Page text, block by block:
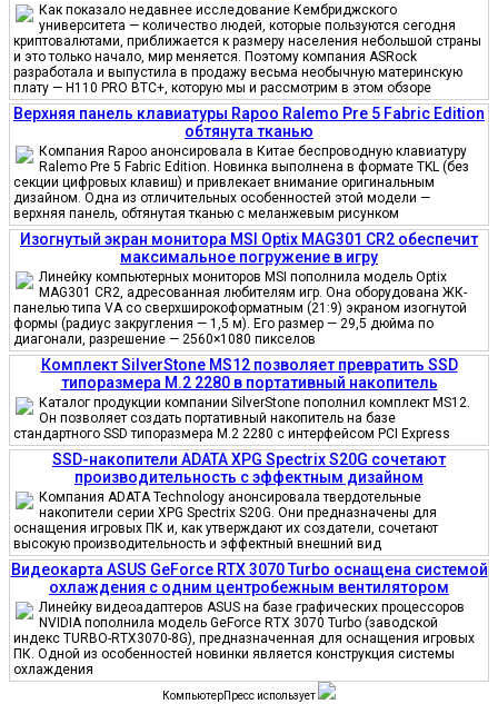
Как показало недавнее исследование Кембриджского
университета — количество людей, которые пользуются сегодня
криптовалютами, приближается к размеру населения небольшой страны
и это только начало, мир меняется. Поэтому компания ASRock
разработала и выпустила в продажу весьма необычную материнскую
плату — H110 PRO BTC+, которую мы и рассмотрим в этом обзоре
Верхняя панель клавиатуры Rapoo Ralemo Pre 5 Fabric Edition
обтянута тканью
Компания Rapoo анонсировала в Китае беспроводную клавиатуру
Ralemo Pre 5 Fabric Edition. Новинка выполнена в формате TKL (без
секции цифровых клавиш) и привлекает внимание оригинальным
дизайном. Одна из отличительных особенностей этой модели —
верхняя панель, обтянутая тканью с меланжевым рисунком
Изогнутый экран монитора MSI Optix MAG301 CR2 обеспечит
максимальное погружение в игру
Линейку компьютерных мониторов MSI пополнила модель Optix
MAG301 CR2, адресованная любителям игр. Она оборудована ЖК-
панелью типа VA со сверхширокоформатным (21:9) экраном изогнутой
формы (радиус закругления — 1,5 м). Его размер — 29,5 дюйма по
диагонали, разрешение — 2560×1080 пикселов
Комплект SilverStone MS12 позволяет превратить SSD
типоразмера M.2 2280 в портативный накопитель
Каталог продукции компании SilverStone пополнил комплект MS12.
Он позволяет создать портативный накопитель на базе
стандартного SSD типоразмера M.2 2280 с интерфейсом PCI Express
SSD-накопители ADATA XPG Spectrix S20G сочетают
производительность с эффектным дизайном
Компания ADATA Technology анонсировала твердотельные
накопители серии XPG Spectrix S20G. Они предназначены для
оснащения игровых ПК и, как утверждают их создатели, сочетают
высокую производительность и эффектный внешний вид
Видеокарта ASUS GeForce RTX 3070 Turbo оснащена системой
охлаждения с одним центробежным вентилятором
Линейку видеоадаптеров ASUS на базе графических процессоров
NVIDIA пополнила модель GeForce RTX 3070 Turbo (заводской
индекс TURBO-RTX3070-8G), предназначенная для оснащения игровых
ПК. Одной из особенностей новинки является конструкция системы
охлаждения
КомпьютерПресс использует